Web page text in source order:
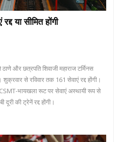
या सीमित होंगी
और छत्रपति शिवाजी महाराज टर्मिनस
से रविवार तक 161 सेवाएं रद्द होंगी।
भायखला रूट पर सेवाएं अस्थायी रूप से
की ट्रेनें रद्द होंगी।